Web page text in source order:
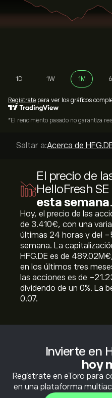
Invierte en
hoy
Regístrate en eToro para
en una plataforma
1D 1W 1M
Regístrate para ver los gráficos
*El rendimiento pasado no garantiza
Saltar a:Acerca de
El precio de
HelloFresh SE
esta semana.
Hoy, el precio de las
de 3.410‎€‎, con una
últimas 24 horas y del ‎-
semana. La
HFG.DE es de
en los últimos tres
las acciones es de -
dividendo de un 0%. La
0.07.